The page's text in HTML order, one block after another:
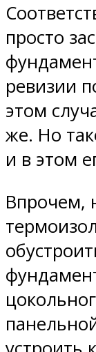
просто
ревизии
этом
же. Но
и в этом
Впрочем,